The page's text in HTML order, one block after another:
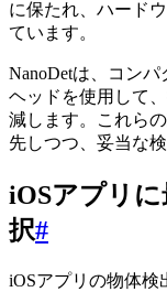
に保たれ、ハード
ています。
NanoDetは、コン
ヘッドを使用して
減します。これら
先しつつ、妥当な
iOSアプリ
択#
iOSアプリの物体検